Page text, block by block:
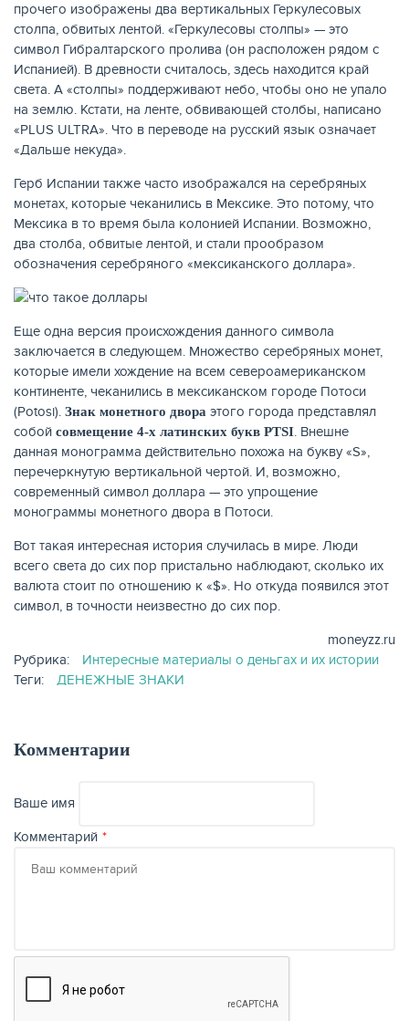
прочего изображены два вертикальных Геркулесовых
столпа, обвитых лентой. «Геркулесовы столпы» — это
символ Гибралтарского пролива (он расположен рядом с
Испанией). В древности считалось, здесь находится край
света. А «столпы» поддерживают небо, чтобы оно не упало
на землю. Кстати, на ленте, обвивающей столбы, написано
«PLUS ULTRA». Что в переводе на русский язык означает
«Дальше некуда».
Герб Испании также часто изображался на серебряных
монетах, которые чеканились в Мексике. Это потому, что
Мексика в то время была колонией Испании. Возможно,
два столба, обвитые лентой, и стали прообразом
обозначения серебряного «мексиканского доллара».
Еще одна версия происхождения данного символа
заключается в следующем. Множество серебряных монет,
которые имели хождение на всем североамериканском
континенте, чеканились в мексиканском городе Потоси
(Potosi). Знак монетного двора этого города представлял
собой совмещение 4-х латинских букв PTSI. Внешне
данная монограмма действительно похожа на букву «S»,
перечеркнутую вертикальной чертой. И, возможно,
современный символ доллара — это упрощение
монограммы монетного двора в Потоси.
Вот такая интересная история случилась в мире. Люди
всего света до сих пор пристально наблюдают, сколько их
валюта стоит по отношению к «$». Но откуда появился этот
символ, в точности неизвестно до сих пор.
moneyzz.ru
Рубрика:
Интересные материалы о деньгах и их истории
Теги:
ДЕНЕЖНЫЕ ЗНАКИ
Комментарии
Ваше имя
Комментарий